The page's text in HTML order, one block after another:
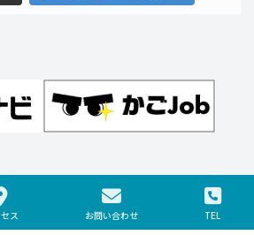
会社ブンカ巧芸社 All Rights Reserved.
ス お問い合わせ TEL